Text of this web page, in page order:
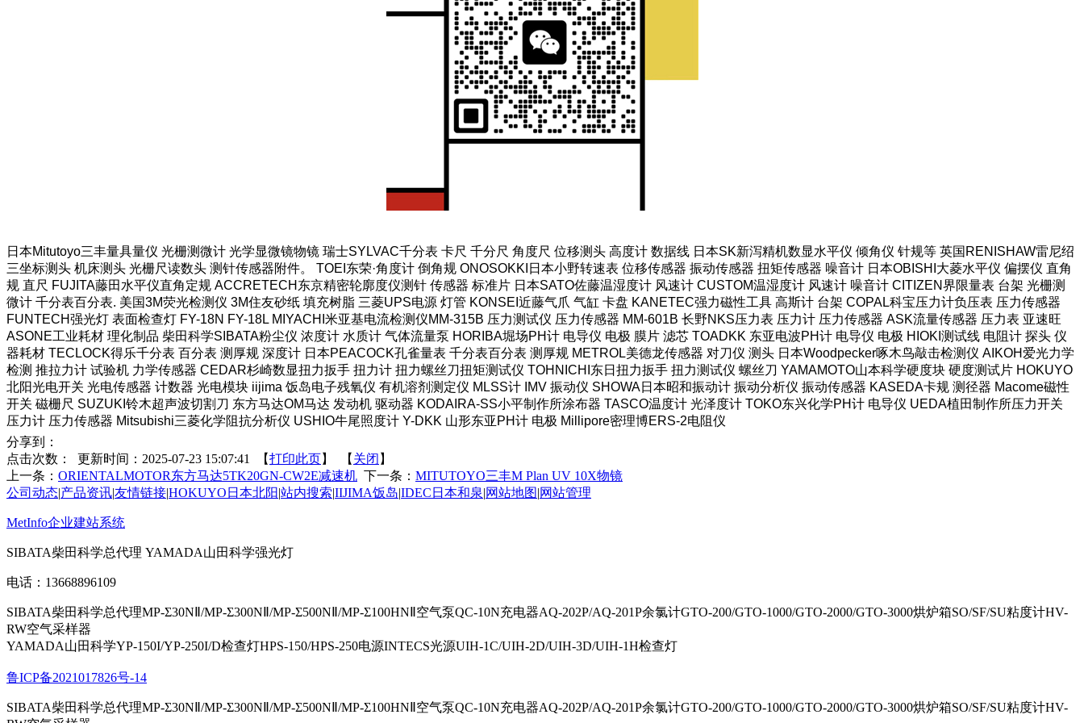
日本Mitutoyo三丰量具量仪 光栅测微计 光学显微镜物镜 瑞士SYLVAC千分表 卡尺 千分尺 角度尺 位移测头 高度计 数据线 日本SK新泻精机数显水平仪 倾角仪 针规等 英国RENISHAW雷尼绍
三坐标测头 机床测头 光栅尺读数头 测针传感器附件。 TOEI东荣·角度计 倒角规 ONOSOKKI日本小野转速表 位移传感器 振动传感器 扭矩传感器 噪音计 日本OBISHI大菱水平仪 偏摆仪 直角
规 直尺 FUJITA藤田水平仪直角定规 ACCRETECH东京精密轮廓度仪测针 传感器 标准片 日本SATO佐藤温湿度计 风速计 CUSTOM温湿度计 风速计 噪音计 CITIZEN界限量表 台架 光栅测
微计 千分表百分表. 美国3M荧光检测仪 3M住友砂纸 填充树脂 三菱UPS电源 灯管 KONSEI近藤气爪 气缸 卡盘 KANETEC强力磁性工具 高斯计 台架 COPAL科宝压力计负压表 压力传感器
FUNTECH强光灯 表面检查灯 FY-18N FY-18L MIYACHI米亚基电流检测仪MM-315B 压力测试仪 压力传感器 MM-601B 长野NKS压力表 压力计 压力传感器 ASK流量传感器 压力表 亚速旺
ASONE工业耗材 理化制品 柴田科学SIBATA粉尘仪 浓度计 水质计 气体流量泵 HORIBA堀场PH计 电导仪 电极 膜片 滤芯 TOADKK 东亚电波PH计 电导仪 电极 HIOKI测试线 电阻计 探头 仪
器耗材 TECLOCK得乐千分表 百分表 测厚规 深度计 日本PEACOCK孔雀量表 千分表百分表 测厚规 METROL美德龙传感器 对刀仪 测头 日本Woodpecker啄木鸟敲击检测仪 AIKOH爱光力学
检测 推拉力计 试验机 力学传感器 CEDAR杉崎数显扭力扳手 扭力计 扭力螺丝刀扭矩测试仪 TOHNICHI东日扭力扳手 扭力测试仪 螺丝刀 YAMAMOTO山本科学硬度块 硬度测试片 HOKUYO
北阳光电开关 光电传感器 计数器 光电模块 iijima 饭岛电子残氧仪 有机溶剂测定仪 MLSS计 IMV 振动仪 SHOWA日本昭和振动计 振动分析仪 振动传感器 KASEDA卡规 测径器 Macome磁性
开关 磁栅尺 SUZUKI铃木超声波切割刀 东方马达OM马达 发动机 驱动器 KODAIRA-SS小平制作所涂布器 TASCO温度计 光泽度计 TOKO东兴化学PH计 电导仪 UEDA植田制作所压力开关
压力计 压力传感器 Mitsubishi三菱化学阻抗分析仪 USHIO牛尾照度计 Y-DKK 山形东亚PH计 电极 Millipore密理博ERS-2电阻仪
分享到：
点击次数：
更新时间：2025-07-23 15:07:41 【打印此页】 【 关闭 】
上一条： ORIENTALMOTOR东方马达5TK20GN-CW2E减速机 下一条： MITUTOYO三丰M Plan UV 10X物镜
公司动态|产品资讯|友情链接|HOKUYO日本北阳|站内搜索|IIJIMA饭岛|IDEC日本和泉|网站地图|网站管理
MetInfo企业建站系统
SIBATA柴田科学总代理 YAMADA山田科学强光灯
电话：13668896109
SIBATA柴田科学总代理MP-Σ30NⅡ/MP-Σ300NⅡ/MP-Σ500NⅡ/MP-Σ100HNⅡ空气泵QC-10N充电器AQ-202P/AQ-201P余氯计GTO-200/GTO-1000/GTO-2000/GTO-3000烘炉箱SO/SF/SU粘度计HV-
RW空气采样器
YAMADA山田科学YP-150I/YP-250I/D检查灯HPS-150/HPS-250电源INTECS光源UIH-1C/UIH-2D/UIH-3D/UIH-1H检查灯
鲁ICP备2021017826号-14
SIBATA柴田科学总代理MP-Σ30NⅡ/MP-Σ300NⅡ/MP-Σ500NⅡ/MP-Σ100HNⅡ空气泵QC-10N充电器AQ-202P/AQ-201P余氯计GTO-200/GTO-1000/GTO-2000/GTO-3000烘炉箱SO/SF/SU粘度计HV-